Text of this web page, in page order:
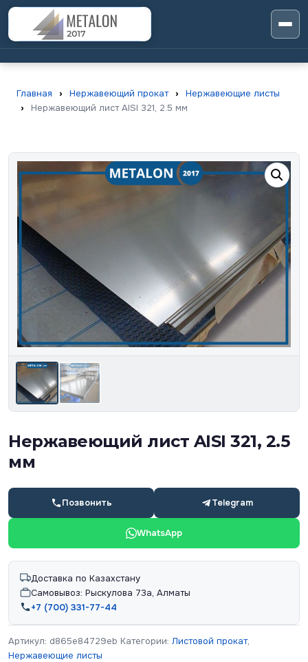
Главная › Нержавеющий прокат ›
Нержавеющие листы
›
Нержавеющий лист AISI 321, 2.5 мм
Нержавеющий лист AISI 321, 2.5
мм
Позвонить Telegram
WhatsApp
Доставка по Казахстану
Самовывоз: Рыскулова 73а, Алматы
+7 (700) 331-77-44
Артикул: d865e84729eb Категории: Листовой прокат,
Нержавеющие листы